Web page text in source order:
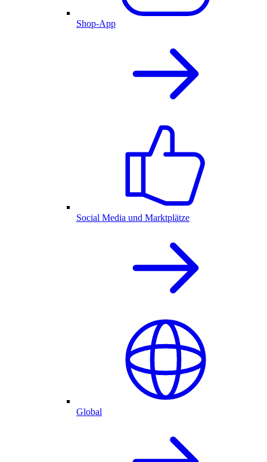
Shop-App
Social Media und Marktplätze
Global